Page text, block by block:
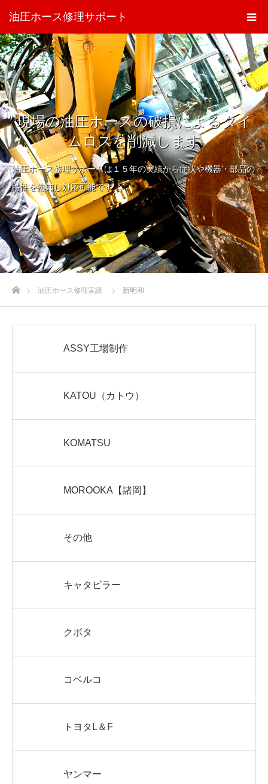
油圧ホース修理サポート
現場の油圧ホースの破損によるタイ
ムロスを削減します
油圧ホース修理サポートは１５年の実績から症状や機器・部品の
特性を熟知し対応可能です
ホーム油圧ホース修理実績 新明和
ASSY工場制作
KATOU（カトウ）
KOMATSU
MOROOKA【諸岡】
その他
キャタピラー
クボタ
コベルコ
トヨタL＆F
ヤンマー